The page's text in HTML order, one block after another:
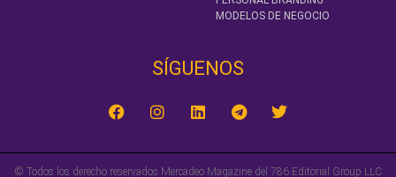
MODELOS DE NEGOCIO
SÍGUENOS‎
© Todos los derecho reservados Mercadeo Magazine del 786 Editorial Group LLC